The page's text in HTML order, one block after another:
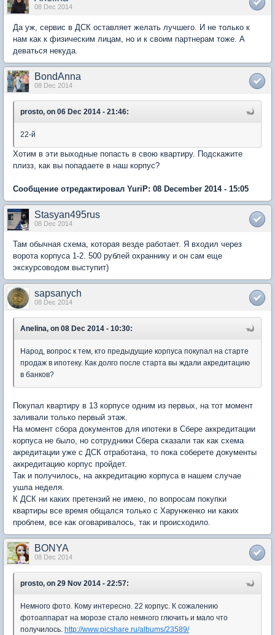
08 Dec 2014
Да уж, сервис в ДСК оставляет желать лучшего. И не только к
нам как к физическим лицам, но и к своим партнерам тоже. А
деваться некуда.
BondAnna
08 Dec 2014
prosto, on 06 Dec 2014 - 21:46:
22-й
Хотим в эти выходные попасть в свою квартиру. Подскажите
плизз, как вы попадаете в наш корпус?
Сообщение отредактировал YuriP: 08 December 2014 - 15:05
Stasyan495rus
08 Dec 2014
Там обычная схема, которая везде работает. Я входил через
ворота корпуса 1-2. 500 рублей охраннику и он сам еще
экскурсоводом выступит)
sapsanych
08 Dec 2014
Anelina, on 08 Dec 2014 - 10:30:
Народ, вопрос к тем, кто предыдущие корпуса покупал на старте
продаж в ипотеку. Как долго после старта вы ждали акредитацию
в банков?
Покупал квартиру в 13 корпусе одним из первых, на тот момент
заливали только первый этаж.
На момент сбора документов для ипотеки в Сбере аккредитации
корпуса не было, но сотрудники Сбера сказали так как схема
акредитации уже с ДСК отработана, то пока соберете документы
аккредитацию корпус пройдет.
Так и получилось, на аккредитацию корпуса в нашем случае
ушла неделя.
К ДСК ни каких претензий не имею, по вопросам покупки
квартиры все время общался только с Харунженко ни каких
проблем, все как оговаривалось, так и происходило.
BONYA
08 Dec 2014
prosto, on 29 Nov 2014 - 22:57:
Немного фото. Кому интересно. 22 корпус. К сожалению
фотоаппарат на морозе стало немного глючить и мало что
получилось. http://www.picshare.ru/albums/23589/